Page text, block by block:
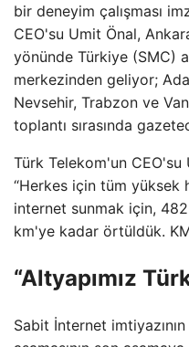
bir deneyim çalışması
CEO'su Umit Önal,
yönünde Türkiye (SMC)
merkezinden geliyor;
Nevsehir, Trabzon ve
toplantı sırasında
Türk Telekom'un CEO'su
“Herkes için tüm yüksek
internet sunmak için,
km'ye kadar örtüldük.
“Altyapımız
Sabit İnternet